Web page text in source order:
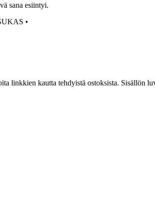
sana esiintyi.
•
linkkien kautta tehdyistä ostoksista. Sisällön